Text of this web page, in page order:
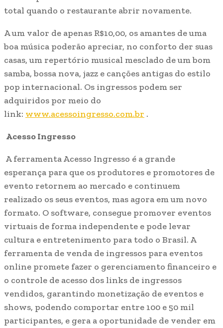
total quando o restaurante abrir novamente.
A um valor de apenas R$10,00, os amantes de uma
boa música poderão apreciar, no conforto der suas
casas, um repertório musical mesclado de um bom
samba, bossa nova, jazz e canções antigas do estilo
pop internacional. Os ingressos podem ser
adquiridos por meio do
link: www.acessoingresso.com.br .
Acesso Ingresso
A ferramenta Acesso Ingresso é a grande
esperança para que os produtores e promotores de
evento retornem ao mercado e continuem
realizado os seus eventos, mas agora em um novo
formato. O software, consegue promover eventos
virtuais de forma independente e pode levar
cultura e entretenimento para todo o Brasil. A
ferramenta de venda de ingressos para eventos
online promete fazer o gerenciamento financeiro e
o controle de acesso dos links de ingressos
vendidos, garantindo monetização de eventos e
shows, podendo comportar entre 100 e 50 mil
participantes, e gera a oportunidade de vender em